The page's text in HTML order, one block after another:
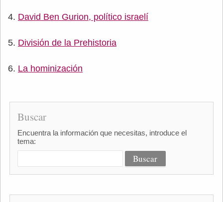
David Ben Gurion, político israelí
División de la Prehistoria
La hominización
Buscar
Encuentra la información que necesitas, introduce el
tema: